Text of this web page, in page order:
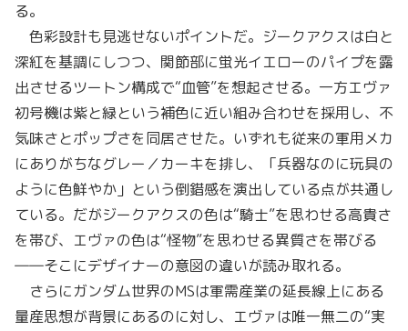
る。
色彩設計も見逃せないポイントだ。ジークアクスは白と
深紅を基調にしつつ、関節部に蛍光イエローのパイプを露
出させるツートン構成で“血管”を想起させる。一方エヴァ
初号機は紫と緑という補色に近い組み合わせを採用し、不
気味さとポップさを同居させた。いずれも従来の軍用メカ
にありがちなグレー／カーキを排し、「兵器なのに玩具の
ように色鮮やか」という倒錯感を演出している点が共通し
ている。だがジークアクスの色は“騎士”を思わせる高貴さ
を帯び、エヴァの色は“怪物”を思わせる異質さを帯びる
――そこにデザイナーの意図の違いが読み取れる。
さらにガンダム世界のMSは軍需産業の延長線上にある
量産思想が背景にあるのに対し、エヴァは唯一無二の“実